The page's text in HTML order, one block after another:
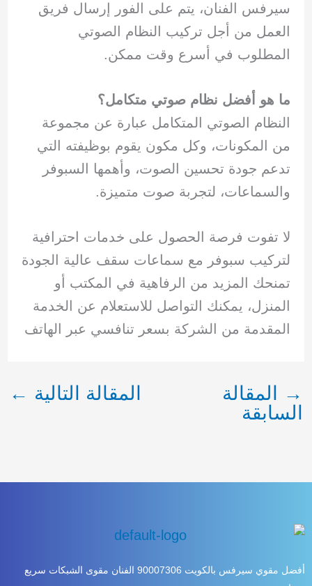
سيرفس الفنان، يتم على الفور إرسال فريق
العمل من أجل تركيب النظام الصوتي
المطلوب في أسرع وقت ممكن.
ما هو أفضل نظام صوتي متكامل؟
النظام الصوتي المتكامل عبارة عن مجموعة
من المكونات، وكل مكون يقوم بوظيفته التي
تدعم جودة تحسين الصوت، وأهمها السبوفر
والسماعات، لتجربة صوت متميزة.
لا تفوت فرصة الحصول على خدمات احترافية
لتركيب سبوفر مع سماعات سقف عالية الجودة
تمنحك المزيد من الرفاهية في المكتب أو
المنزل، يمكنك التواصل للاستعلام عن الخدمة
المقدمة من الشركة بسعر تنافسي عبر الهاتف
→
المقالة
السابقة
المقالة التالية ←
أفضل مقوي سيرفس بالكويت 90007306 الفنان مقوى الشبكات سريع